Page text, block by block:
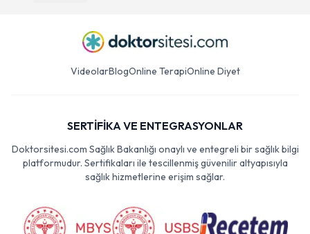
VideolarBlogOnline TerapiOnline Diyet
SERTİFİKA VE ENTEGRASYONLAR
Doktorsitesi.com Sağlık Bakanlığı onaylı ve entegreli bir sağlık bilgi
platformudur. Sertifikaları ile tescillenmiş güvenilir altyapısıyla
sağlık hizmetlerine erişim sağlar.